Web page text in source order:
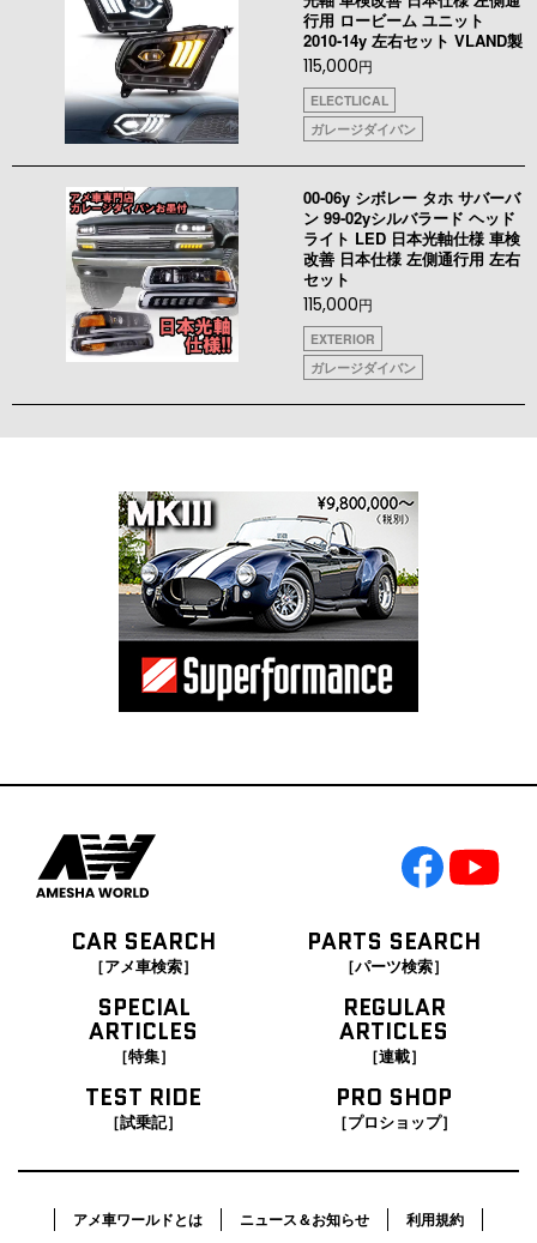
行用 ロービーム ユニット
2010-14y 左右セット VLAND製
115,000円
ELECTLICAL
ガレージダイバン
00-06y シボレー タホ サバーバ
ン 99-02yシルバラード ヘッド
ライト LED 日本光軸仕様 車検
改善 日本仕様 左側通行用 左右
セット
115,000円
EXTERIOR
ガレージダイバン
CAR SEARCH
［アメ車検索］
PARTS SEARCH
［パーツ検索］
SPECIAL
ARTICLES
［特集］
REGULAR
ARTICLES
［連載］
TEST RIDE
［試乗記］
PRO SHOP
［プロショップ］
アメ車ワールドとは ニュース＆お知らせ 利用規約